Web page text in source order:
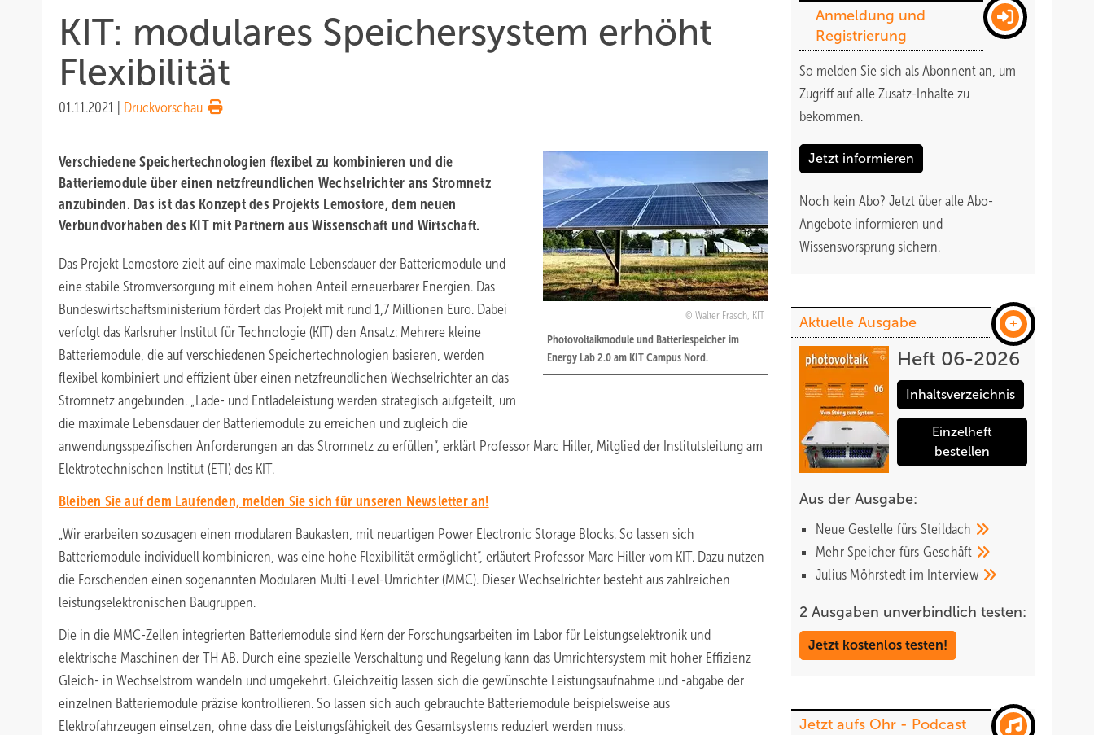
KIT: modulares Speichersystem erhöht
Flexibilität
01.11.2021 Druckvorschau
Walter Frasch, KIT
Photovoltaikmodule und Batteriespeicher im
Energy Lab 2.0 am KIT Campus Nord.
Verschiedene Speichertechnologien flexibel zu kombinieren und die
Batteriemodule über einen netzfreundlichen Wechselrichter ans Stromnetz
anzubinden. Das ist das Konzept des Projekts Lemostore, dem neuen
Verbundvorhaben des KIT mit Partnern aus Wissenschaft und Wirtschaft.
Das Projekt Lemostore zielt auf eine maximale Lebensdauer der Batteriemodule und
eine stabile Stromversorgung mit einem hohen Anteil erneuerbarer Energien. Das
Bundeswirtschaftsministerium fördert das Projekt mit rund 1,7 Millionen Euro. Dabei
verfolgt das Karlsruher Institut für Technologie (KIT) den Ansatz: Mehrere kleine
Batteriemodule, die auf verschiedenen Speichertechnologien basieren, werden
flexibel kombiniert und effizient über einen netzfreundlichen Wechselrichter an das
Stromnetz angebunden. „Lade- und Entladeleistung werden strategisch aufgeteilt, um
die maximale Lebensdauer der Batteriemodule zu erreichen und zugleich die
anwendungsspezifischen Anforderungen an das Stromnetz zu erfüllen“, erklärt Professor Marc Hiller, Mitglied der Institutsleitung am
Elektrotechnischen Institut (ETI) des KIT.
Bleiben Sie auf dem Laufenden, melden Sie sich für unseren Newsletter an!
„Wir erarbeiten sozusagen einen modularen Baukasten, mit neuartigen Power Electronic Storage Blocks. So lassen sich
Batteriemodule individuell kombinieren, was eine hohe Flexibilität ermöglicht“, erläutert Professor Marc Hiller vom KIT. Dazu nutzen
die Forschenden einen sogenannten Modularen Multi-Level-Umrichter (MMC). Dieser Wechselrichter besteht aus zahlreichen
leistungselektronischen Baugruppen.
Die in die MMC-Zellen integrierten Batteriemodule sind Kern der Forschungsarbeiten im Labor für Leistungselektronik und
elektrische Maschinen der TH AB. Durch eine spezielle Verschaltung und Regelung kann das Umrichtersystem mit hoher Effizienz
Gleich- in Wechselstrom wandeln und umgekehrt. Gleichzeitig lassen sich die gewünschte Leistungsaufnahme und -abgabe der
einzelnen Batteriemodule präzise kontrollieren. So lassen sich auch gebrauchte Batteriemodule beispielsweise aus
Elektrofahrzeugen einsetzen, ohne dass die Leistungsfähigkeit des Gesamtsystems reduziert werden muss.
Anmeldung und
Registrierung
So melden Sie sich als Abonnent an, um
Zugriff auf alle Zusatz-Inhalte zu
bekommen.
Jetzt informieren
Noch kein Abo? Jetzt über alle Abo-
Angebote informieren und
Wissensvorsprung sichern.
Aktuelle Ausgabe
Heft 06-2026
Inhaltsverzeichnis
Einzelheft
bestellen
Aus der Ausgabe:
Neue Gestelle fürs Steildach
Mehr Speicher fürs Geschäft
Julius Möhrstedt im Interview
2 Ausgaben unverbindlich testen:
Jetzt kostenlos testen!
Jetzt aufs Ohr - Podcast